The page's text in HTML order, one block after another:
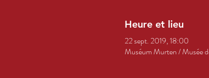
Heure et lieu
22 sept. 2019, 18:00
Muséum Murten / Musée